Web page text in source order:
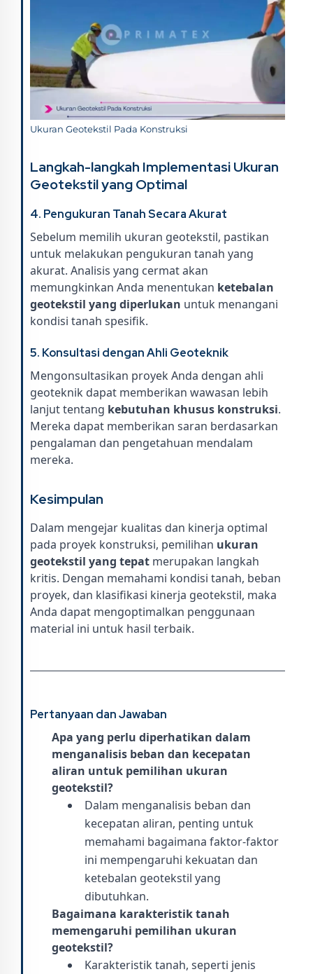
Ukuran Geotekstil Pada Konstruksi
Langkah-langkah Implementasi Ukuran
Geotekstil yang Optimal
4. Pengukuran Tanah Secara Akurat
Sebelum memilih ukuran geotekstil, pastikan
untuk melakukan pengukuran tanah yang
akurat. Analisis yang cermat akan
memungkinkan Anda menentukan ketebalan
geotekstil yang diperlukan untuk menangani
kondisi tanah spesifik.
5. Konsultasi dengan Ahli Geoteknik
Mengonsultasikan proyek Anda dengan ahli
geoteknik dapat memberikan wawasan lebih
lanjut tentang kebutuhan khusus konstruksi.
Mereka dapat memberikan saran berdasarkan
pengalaman dan pengetahuan mendalam
mereka.
Kesimpulan
Dalam mengejar kualitas dan kinerja optimal
pada proyek konstruksi, pemilihan ukuran
geotekstil yang tepat merupakan langkah
kritis. Dengan memahami kondisi tanah, beban
proyek, dan klasifikasi kinerja geotekstil, maka
Anda dapat mengoptimalkan penggunaan
material ini untuk hasil terbaik.
Pertanyaan dan Jawaban
Apa yang perlu diperhatikan dalam
menganalisis beban dan kecepatan
aliran untuk pemilihan ukuran
geotekstil?
Dalam menganalisis beban dan
kecepatan aliran, penting untuk
memahami bagaimana faktor-faktor
ini mempengaruhi kekuatan dan
ketebalan geotekstil yang
dibutuhkan.
Bagaimana karakteristik tanah
memengaruhi pemilihan ukuran
geotekstil?
Karakteristik tanah, seperti jenis